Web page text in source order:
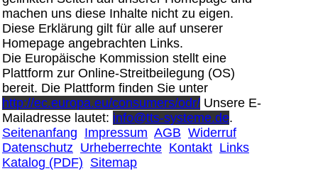
machen uns diese Inhalte nicht zu eigen.
Diese Erklärung gilt für alle auf unserer
Homepage angebrachten Links.
Die Europäische Kommission stellt eine
Plattform zur Online-Streitbeilegung (OS)
bereit. Die Plattform finden Sie unter
http://ec.europa.eu/consumers/odr/ Unsere E-
Mailadresse lautet: info@tts-systeme.de.
Seitenanfang Impressum AGB Widerruf
Datenschutz Urheberrechte Kontakt Links
Katalog (PDF) Sitemap